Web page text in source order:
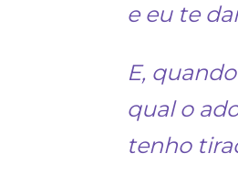
e eu te
E,
qual o
tenho